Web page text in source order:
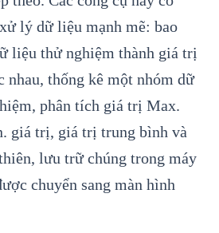
lý dữ liệu mạnh mẽ: bao
liệu thử nghiệm thành giá trị
nhau, thống kê một nhóm dữ
phân tích giá trị Max.
giá trị, giá trị trung bình và
lưu trữ chúng trong máy
chuyển sang màn hình